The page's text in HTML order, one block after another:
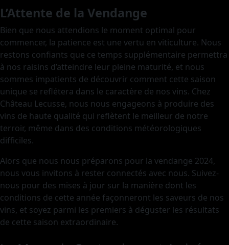
L’Attente de la Vendange
Bien que nous attendions le moment optimal pour
commencer, la patience est une vertu en viticulture. Nous
restons confiants que ce temps supplémentaire permettra
à nos raisins d’atteindre leur pleine maturité, et nous
sommes impatients de découvrir comment cette saison
unique se reflétera dans le caractère de nos vins. Chez
Château Lecusse, nous nous engageons à produire des
vins de haute qualité qui reflètent le meilleur de notre
terroir, même dans des conditions météorologiques
difficiles.
Alors que nous nous préparons pour la vendange 2024,
nous vous invitons à rester connectés avec nous. Suivez-
nous pour des mises à jour sur la manière dont les
conditions de cette année façonneront les saveurs de nos
vins, et soyez parmi les premiers à déguster les résultats
de cette saison extraordinaire.